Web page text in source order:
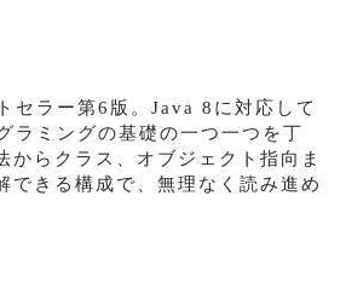
セラー第6版。Java 8に対応して
ラミングの基礎の一つ一つを丁
からクラス、オブジェクト指向ま
できる構成で、無理なく読み進め